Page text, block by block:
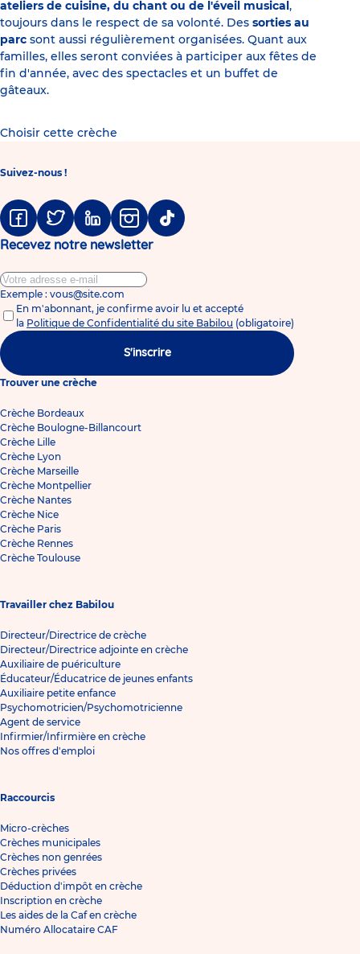
ateliers de cuisine, du chant ou de l'éveil musical,
toujours dans le respect de sa volonté. Des sorties au
parc sont aussi régulièrement organisées. Quant aux
familles, elles seront conviées à participer aux fêtes de
fin d'année, avec des spectacles et un buffet de
gâteaux.
Choisir cette crèche
Suivez-nous !
FacebookTwitter LinkedinInstagramTiktok
Recevez notre newsletter
Exemple : vous@site.com
En m'abonnant, je confirme avoir lu et accepté
la Politique de Confidentialité du site Babilou (obligatoire)
S'inscrire
Trouver une crèche
Crèche Bordeaux
Crèche Boulogne-Billancourt
Crèche Lille
Crèche Lyon
Crèche Marseille
Crèche Montpellier
Crèche Nantes
Crèche Nice
Crèche Paris
Crèche Rennes
Crèche Toulouse
Travailler chez Babilou
Directeur/Directrice de crèche
Directeur/Directrice adjointe en crèche
Auxiliaire de puériculture
Éducateur/Éducatrice de jeunes enfants
Auxiliaire petite enfance
Psychomotricien/Psychomotricienne
Agent de service
Infirmier/Infirmière en crèche
Nos offres d'emploi
Raccourcis
Micro-crèches
Crèches municipales
Crèches non genrées
Crèches privées
Déduction d'impôt en crèche
Inscription en crèche
Les aides de la Caf en crèche
Numéro Allocataire CAF